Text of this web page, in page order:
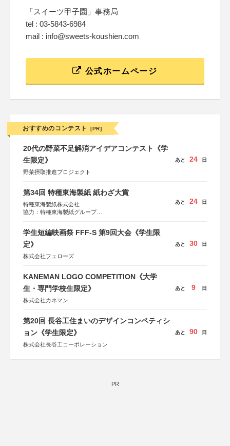
「スイーツ甲子園」事務局
tel : 03-5843-6984
mail : info@sweets-koushien.com
公式ホームページ
おすすめのコンテスト [PR]
20代の野菜不足解消アイデアコンテスト《学
生限定》
野菜摂取推進プロジェクト
あと 24 日
第34回 特種東海製紙 紙わざ大賞
特種東海製紙株式会社
協力：特種東海製紙グループ
あと 24 日
学生短編映画祭 FFF-S 第9回大会《学生限
定》
株式会社フェローズ
あと 30 日
KANEMAN LOGO COMPETITION《大学
生・専門学校生限定》
株式会社カネマン
あと 9 日
第20回 長谷工住まいのデザインコンペティシ
ョン《学生限定》
株式会社長谷工コーポレーション
あと 90 日
PR